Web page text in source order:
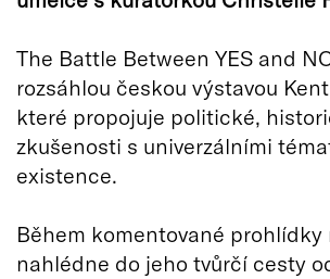
The Battle Between YES and
rozsáhlou českou výstavou
které propojuje politické,
zkušenosti s univerzálními
existence.
Během komentované prohlídky
nahlédne do jeho tvůrčí cesty